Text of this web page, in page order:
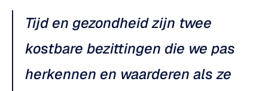
Tijd en gezondheid zijn twee
kostbare bezittingen die we pas
herkennen en waarderen als ze